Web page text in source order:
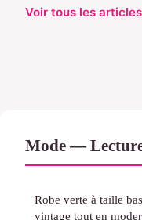
Voir tous les
Mode —
Robe verte à taille
vintage tout en